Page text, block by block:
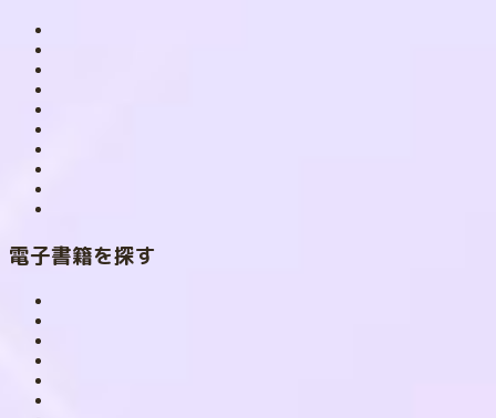
電子書籍を探す